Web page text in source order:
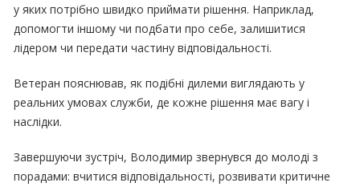
у яких потрібно швидко приймати рішення. Наприклад,
допомогти іншому чи подбати про себе, залишитися
лідером чи передати частину відповідальності.
Ветеран пояснював, як подібні дилеми виглядають у
реальних умовах служби, де кожне рішення має вагу і
наслідки.
Завершуючи зустріч, Володимир звернувся до молоді з
порадами: вчитися відповідальності, розвивати критичне